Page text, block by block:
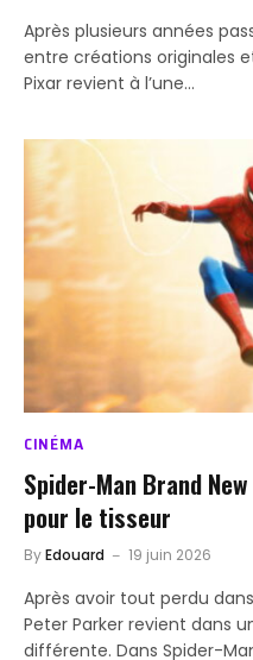
Après plusieurs années
entre créations originales
Pixar revient à l’une…
CINÉMA
Spider-Man Brand
pour le tisseur
ByEdouard 19 juin 2026
Après avoir tout perdu
Peter Parker revient dans
différente. Dans Spider-